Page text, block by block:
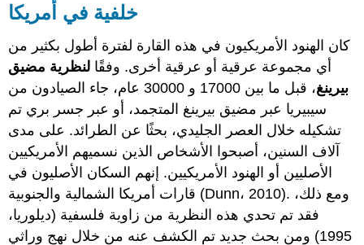
خلفية في أمريكا
كان الهنود الأمريكيون في هذه القارة لفترة أطول بكثير من
أي مجموعة عرقية أو عرقية أخرى. وفقًا لنظرية مضيق
بيرينغ
، قبل ما بين 17000 و 30000 عام، جاء الصيادون من
سيبيريا عبر مضيق بيرينغ المتجمد، أو عبر جسر بري تم
تشكيله خلال العصر الجليدي، بحثًا عن الطرائد. على مدى
آلاف السنين، أصبحوا الأشخاص الذين نسميهم الأمريكيين
الأصليين أو الهنود الأمريكيين. إنهم السكان الأصليون في
قارات أمريكا الشمالية والجنوبية (Dunn، 2010). ومع ذلك،
فقد تم تحدي هذه النظرية من زاوية فلسفية (ديلوريا،
1995) ومن بحث جديد تم الكشف عنه من خلال نهج وراثي